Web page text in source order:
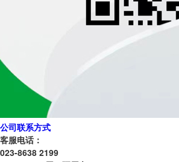
公司联系方式
客服电话：
023-8638 2199